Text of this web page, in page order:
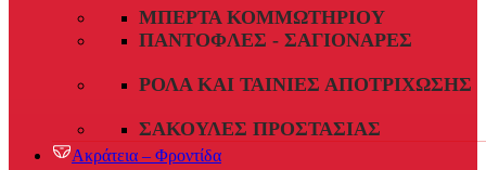
ΜΠΈΡΤΑ ΚΟΜΜΩΤΗΡΊΟΥ
ΠΑΝΤΌΦΛΕΣ - ΣΑΓΙΟΝΆΡΕΣ
ΡΟΛΆ ΚΑΙ ΤΑΙΝΊΕΣ ΑΠΟΤΡΊΧΩΣΗΣ
ΣΑΚΟΎΛΕΣ ΠΡΟΣΤΑΣΊΑΣ
Ακράτεια – Φροντίδα